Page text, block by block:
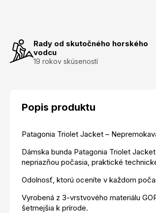
Rady od skutočného horského
vodcu
19 rokov skúseností
Popis produktu
Patagonia Triolet Jacket –
Dámska bunda Patagonia Triolet
nepriazňou počasia, praktické
Odolnosť, ktorú oceníte v každom
Vyrobená z 3-vrstvového materiálu
šetrnejšia k prírode.